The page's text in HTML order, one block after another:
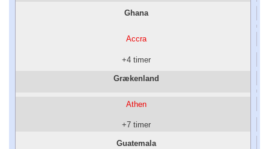
Ghana
Accra
+4 timer
Grækenland
Athen
+7 timer
Guatemala